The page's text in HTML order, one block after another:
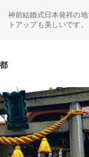
神前結婚式日本発祥の
トアップも美しいです。